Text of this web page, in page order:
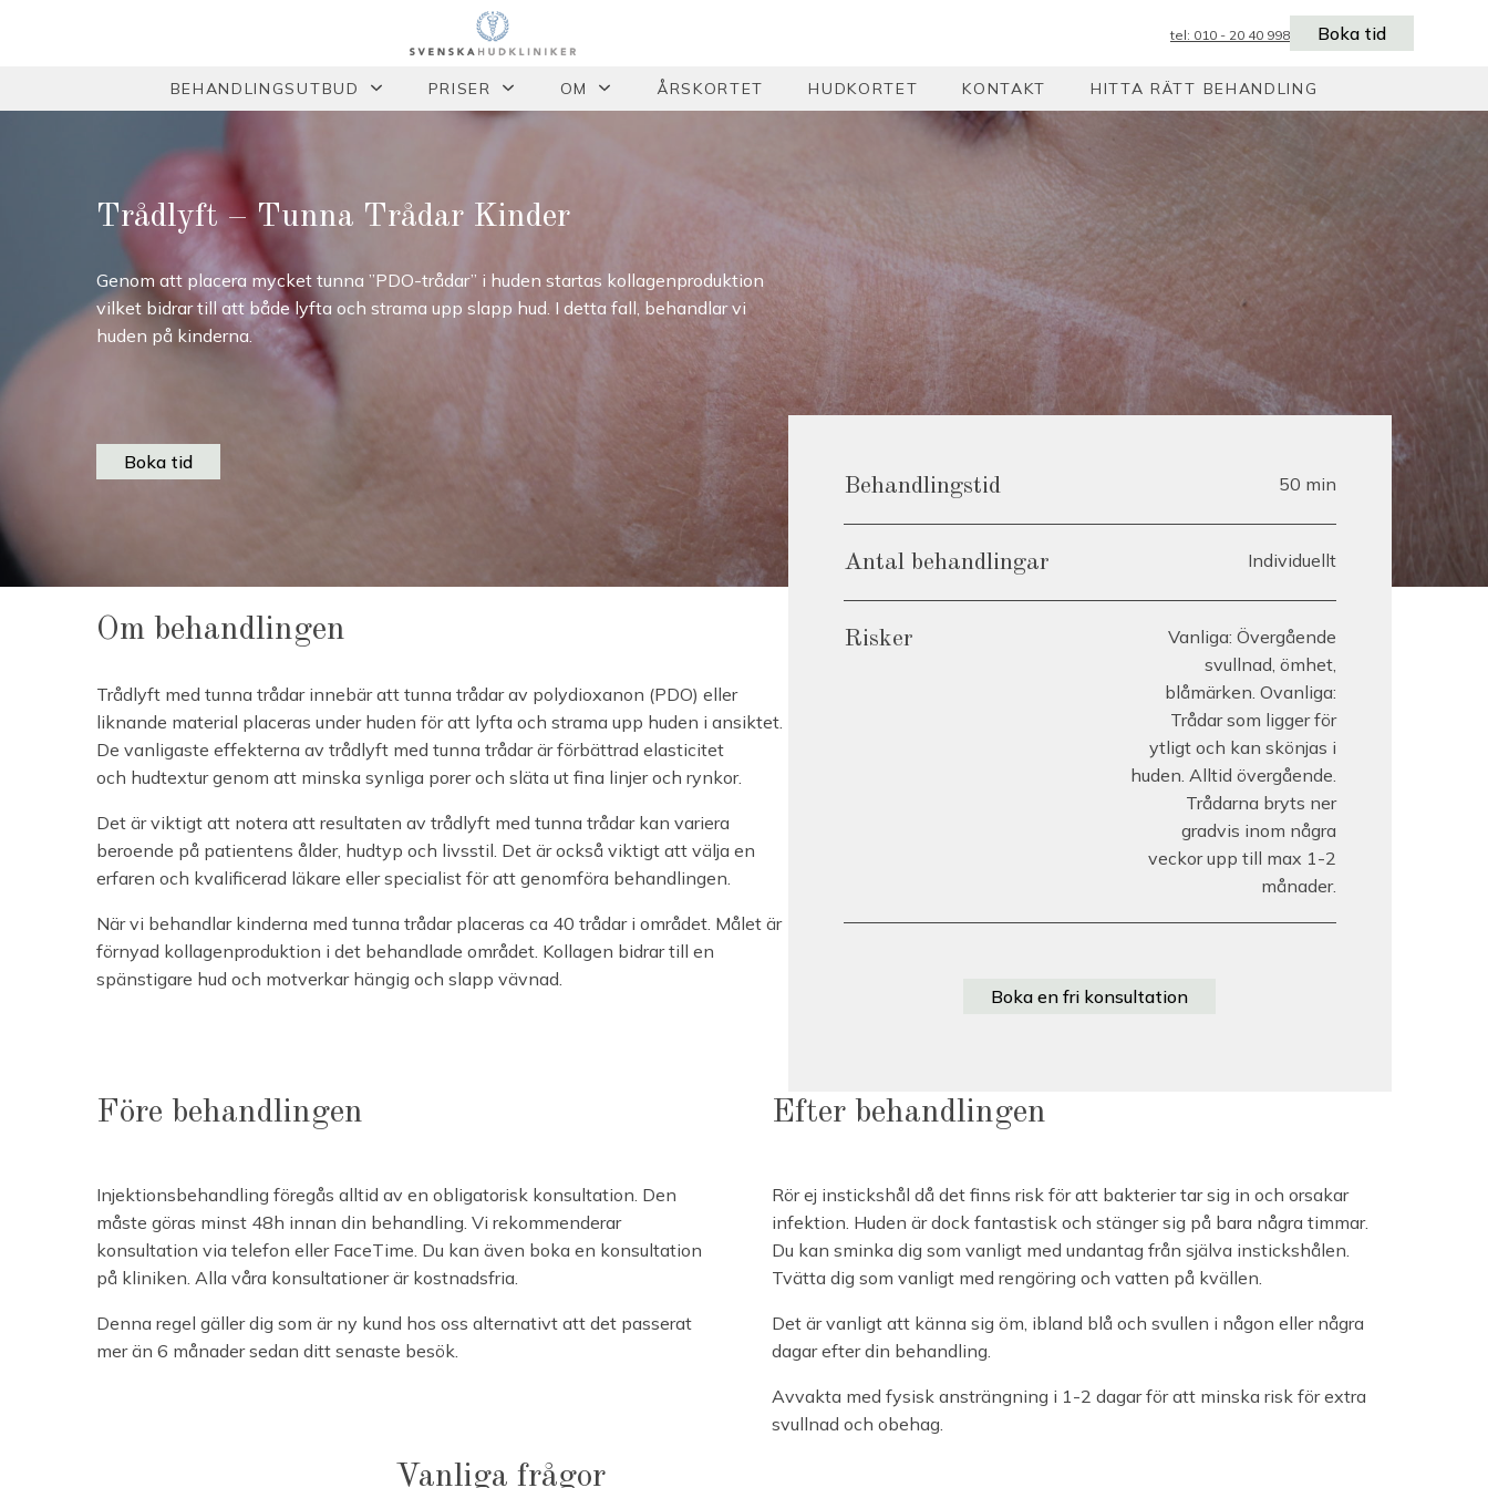
tel: 010 - 20 40 998 Boka tid
BEHANDLINGSUTBUD PRISER OM ÅRSKORTET HUDKORTET KONTAKT HITTA RÄTT BEHANDLING
Trådlyft – Tunna Trådar Kinder
Genom att placera mycket tunna ”PDO-trådar” i huden startas kollagenproduktion
vilket bidrar till att både lyfta och strama upp slapp hud. I detta fall, behandlar vi
huden på kinderna.
Boka tid
Om behandlingen
Trådlyft med tunna trådar innebär att tunna trådar av polydioxanon (PDO) eller
liknande material placeras under huden för att lyfta och strama upp huden i ansiktet.
De vanligaste effekterna av trådlyft med tunna trådar är förbättrad elasticitet
och hudtextur genom att minska synliga porer och släta ut fina linjer och rynkor.
Det är viktigt att notera att resultaten av trådlyft med tunna trådar kan variera
beroende på patientens ålder, hudtyp och livsstil. Det är också viktigt att välja en
erfaren och kvalificerad läkare eller specialist för att genomföra behandlingen.
När vi behandlar kinderna med tunna trådar placeras ca 40 trådar i området. Målet är
förnyad kollagenproduktion i det behandlade området. Kollagen bidrar till en
spänstigare hud och motverkar hängig och slapp vävnad.
Behandlingstid 50 min
Antal behandlingar Individuellt
Risker
Vanliga: Övergående
svullnad, ömhet,
blåmärken. Ovanliga:
Trådar som ligger för
ytligt och kan skönjas i
huden. Alltid övergående.
Trådarna bryts ner
gradvis inom några
veckor upp till max 1-2
månader.
Boka en fri konsultation
Före behandlingen
Injektionsbehandling föregås alltid av en obligatorisk konsultation. Den
måste göras minst 48h innan din behandling. Vi rekommenderar
konsultation via telefon eller FaceTime. Du kan även boka en konsultation
på kliniken. Alla våra konsultationer är kostnadsfria.
Denna regel gäller dig som är ny kund hos oss alternativt att det passerat
mer än 6 månader sedan ditt senaste besök.
Efter behandlingen
Rör ej instickshål då det finns risk för att bakterier tar sig in och orsakar
infektion. Huden är dock fantastisk och stänger sig på bara några timmar.
Du kan sminka dig som vanligt med undantag från själva instickshålen.
Tvätta dig som vanligt med rengöring och vatten på kvällen.
Det är vanligt att känna sig öm, ibland blå och svullen i någon eller några
dagar efter din behandling.
Avvakta med fysisk ansträngning i 1-2 dagar för att minska risk för extra
svullnad och obehag.
Vanliga frågor